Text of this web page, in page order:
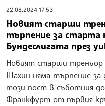
22.08.2024 17:53
Новият старши
търпение за старта
Бундеслигата през
Новият старши треньор
Шахин няма търпение за
този пост в съботния
Франкфурт от първия